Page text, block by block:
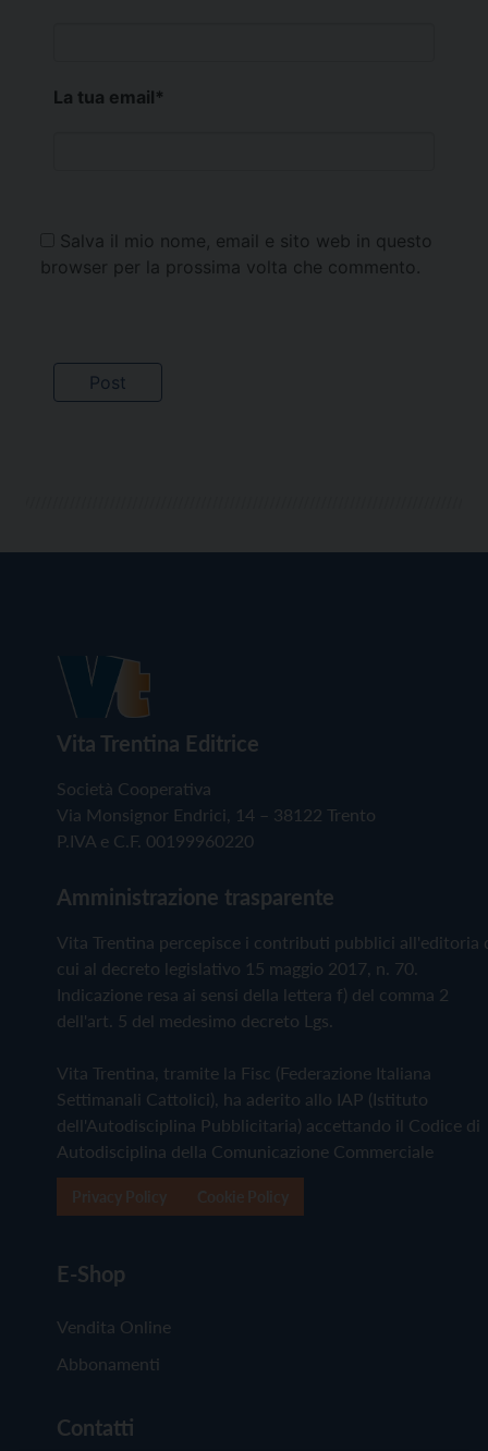
La tua email*
Salva il mio nome, email e sito web in questo
browser per la prossima volta che commento.
Vita Trentina Editrice
Società Cooperativa
Via Monsignor Endrici, 14 – 38122 Trento
P.IVA e C.F. 00199960220
Amministrazione trasparente
Vita Trentina percepisce i contributi pubblici all'editoria
cui al decreto legislativo 15 maggio 2017, n. 70.
Indicazione resa ai sensi della lettera f) del comma 2
dell'art. 5 del medesimo decreto Lgs.
Vita Trentina, tramite la Fisc (Federazione Italiana
Settimanali Cattolici), ha aderito allo IAP (Istituto
dell'Autodisciplina Pubblicitaria) accettando il Codice di
Autodisciplina della Comunicazione Commerciale
E-Shop
Vendita Online
Abbonamenti
Contatti